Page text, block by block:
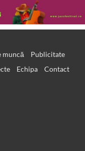
muncă
Publicitate
Echipa Contact